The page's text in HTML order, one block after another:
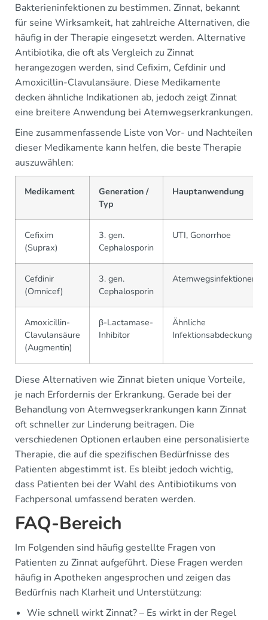
Bakterieninfektionen zu bestimmen. Zinnat, bekannt
für seine Wirksamkeit, hat zahlreiche Alternativen, die
häufig in der Therapie eingesetzt werden. Alternative
Antibiotika, die oft als Vergleich zu Zinnat
herangezogen werden, sind Cefixim, Cefdinir und
Amoxicillin-Clavulansäure. Diese Medikamente
decken ähnliche Indikationen ab, jedoch zeigt Zinnat
eine breitere Anwendung bei Atemwegserkrankungen.
Eine zusammenfassende Liste von Vor- und Nachteilen
dieser Medikamente kann helfen, die beste Therapie
auszuwählen:
Medikament
Generation /
Typ
Hauptanwendung
Cefixim
(Suprax)
3. gen.
Cephalosporin
UTI, Gonorrhoe
Cefdinir
(Omnicef)
3. gen.
Cephalosporin
Atemwegsinfektionen
Amoxicillin-
Clavulansäure
(Augmentin)
β-Lactamase-
Inhibitor
Ähnliche
Infektionsabdeckung
Diese Alternativen wie Zinnat bieten unique Vorteile,
je nach Erfordernis der Erkrankung. Gerade bei der
Behandlung von Atemwegserkrankungen kann Zinnat
oft schneller zur Linderung beitragen. Die
verschiedenen Optionen erlauben eine personalisierte
Therapie, die auf die spezifischen Bedürfnisse des
Patienten abgestimmt ist. Es bleibt jedoch wichtig,
dass Patienten bei der Wahl des Antibiotikums von
Fachpersonal umfassend beraten werden.
FAQ-Bereich
Im Folgenden sind häufig gestellte Fragen von
Patienten zu Zinnat aufgeführt. Diese Fragen werden
häufig in Apotheken angesprochen und zeigen das
Bedürfnis nach Klarheit und Unterstützung:
Wie schnell wirkt Zinnat? – Es wirkt in der Regel